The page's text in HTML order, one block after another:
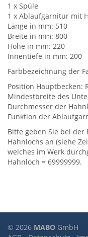
1 x Spüle
1 x Ablaufgarnitur mit
Länge in mm: 510
Breite in mm: 800
Höhe in mm: 220
Innentiefe in mm: 200
Farbbezeichnung der
Position Hauptbecken:
Mindestbreite des
Durchmesser der
Funktion der
Bitte geben Sie bei
Hahnlochs an (siehe
welches im Werk
Hahnloch = 69999999.
© 2026 MABO GmbH